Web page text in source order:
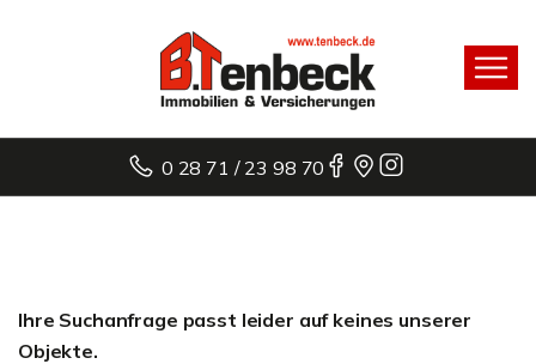
0 28 71 / 23 98 70
Ihre Suchanfrage passt leider auf keines unserer
Objekte.